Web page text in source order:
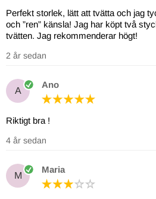
Perfekt storlek, lätt att tvätta och jag
och ”ren” känsla! Jag har köpt två
tvätten. Jag rekommenderar högt!
2 år sedan
A
Ano
Riktigt bra !
4 år sedan
M
Maria